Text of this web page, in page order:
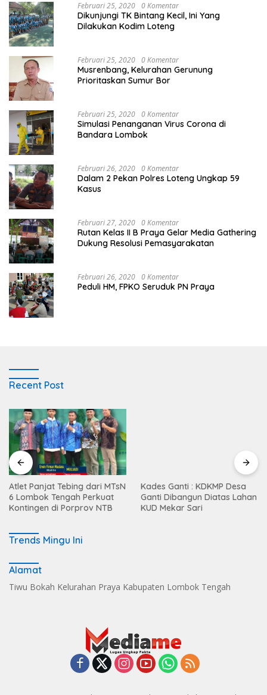
Februari 25, 2020 0 Komentar
Dikunjungi TK Bintang Kecil, Ini Yang
Dilakukan Kodim Loteng
Februari 25, 2020 0 Komentar
Musrenbang, Kelurahan Gerunung
Prioritaskan Sumur Bor
Februari 25, 2020 0 Komentar
Simulasi Penanganan Virus Corona di
Bandara Lombok
Februari 26, 2020 0 Komentar
Dalam 2 Pekan Polres Loteng Ungkap 59
Kasus
Februari 27, 2020 0 Komentar
Rutan Kelas II B Praya Gelar Media Gathering
Dukung Resolusi Pemasyarakatan
Februari 26, 2020 0 Komentar
Peduli HM, FPKO Seruduk PN Praya
Recent Post
Atlet Panjat Tebing dari MTsN
6 Lombok Tengah Perkuat
Kontingen di Porprov NTB
Kades Ganti : KDKMP Desa
Ganti Dibangun Diatas Lahan
KUD Mekar Sari
Trends Mingu Ini
Alamat
Tiwu Bokah Kelurahan Praya Kabupaten Lombok Tengah